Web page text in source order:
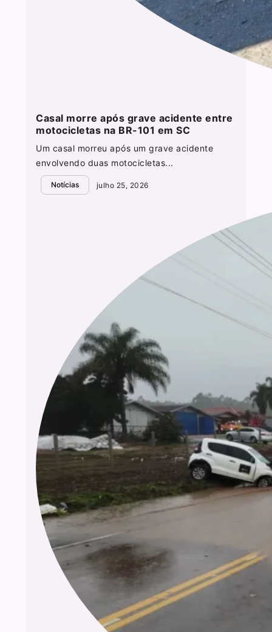
Casal morre após grave acidente entre
motocicletas na BR-101 em SC
Um casal morreu após um grave acidente
envolvendo duas motocicletas...
Notícias julho 25, 2026